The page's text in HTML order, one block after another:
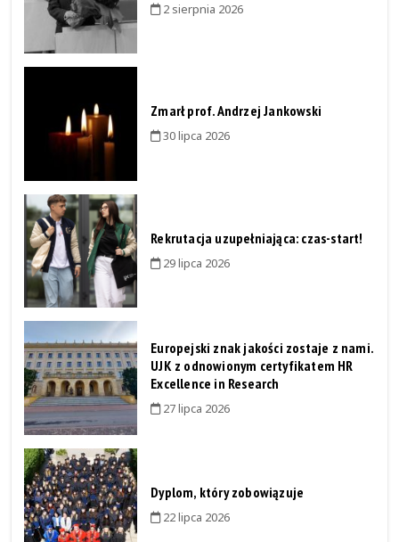
2 sierpnia 2026
Zmarł prof. Andrzej Jankowski
30 lipca 2026
Rekrutacja uzupełniająca: czas-start!
29 lipca 2026
Europejski znak jakości zostaje z nami.
UJK z odnowionym certyfikatem HR
Excellence in Research
27 lipca 2026
Dyplom, który zobowiązuje
22 lipca 2026